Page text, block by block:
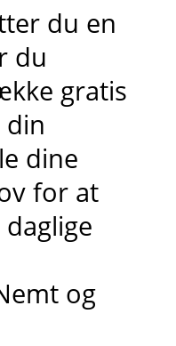
du en
du
gratis
dine
for at
og